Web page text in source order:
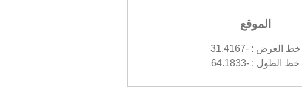
الموقع
خط العرض : -31.4167
خط الطول : -64.1833